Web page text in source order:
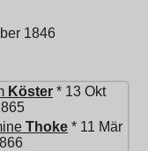
1846
Köster * 13 Okt
Thoke * 11 Mär